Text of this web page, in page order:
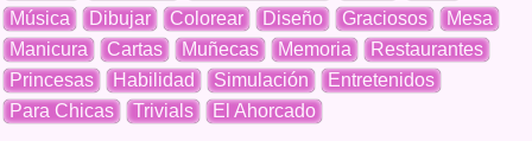
Música
Dibujar Colorear Diseño Graciosos
Mesa
Manicura
Cartas Muñecas Memoria
Restaurantes
Princesas
Habilidad Simulación
Entretenidos
Para Chicas
Trivials El Ahorcado